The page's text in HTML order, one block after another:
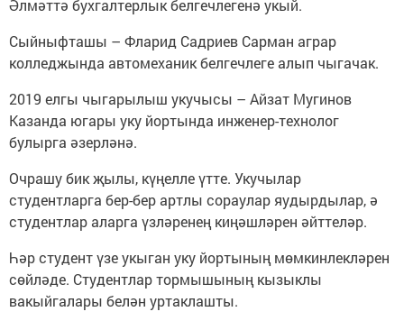
Әлмәттә бухгалтерлык белгечлегенә укый.
Сыйныфташы – Фларид Садриев Сарман аграр
колледжында автомеханик белгечлеге алып чыгачак.
2019 елгы чыгарылыш укучысы – Айзат Мугинов
Казанда югары уку йортында инженер-технолог
булырга әзерләнә.
Очрашу бик җылы, күңелле үтте. Укучылар
студентларга бер-бер артлы сораулар яудырдылар, ә
студентлар аларга үзләренең киңәшләрен әйттеләр.
Һәр студент үзе укыган уку йортының мөмкинлекләрен
сөйләде. Студентлар тормышының кызыклы
вакыйгалары белән уртаклашты.